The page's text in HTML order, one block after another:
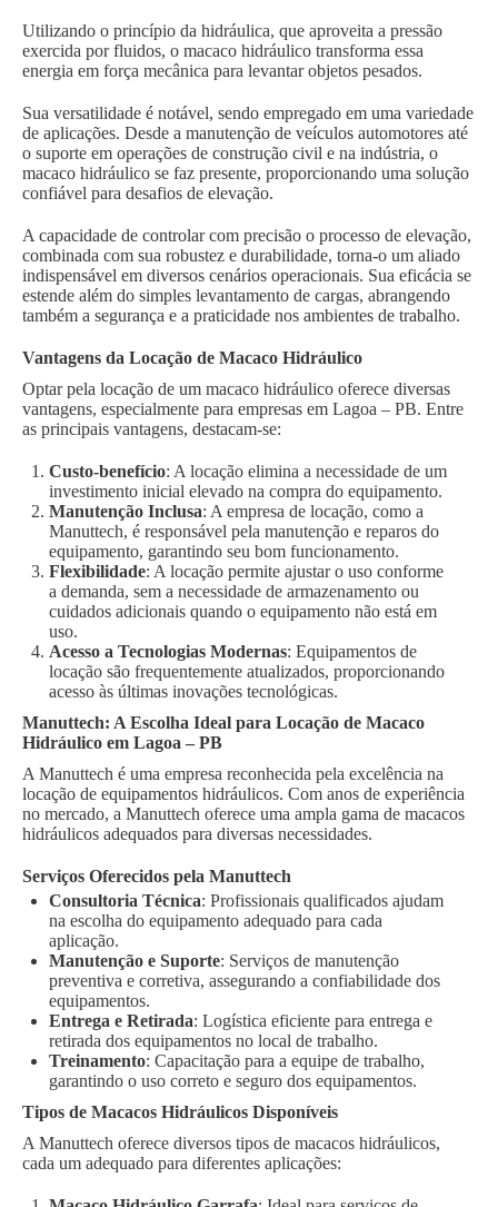
Utilizando o princípio da hidráulica, que aproveita a pressão
exercida por fluidos, o macaco hidráulico transforma essa
energia em força mecânica para levantar objetos pesados.
Sua versatilidade é notável, sendo empregado em uma variedade
de aplicações. Desde a manutenção de veículos automotores até
o suporte em operações de construção civil e na indústria, o
macaco hidráulico se faz presente, proporcionando uma solução
confiável para desafios de elevação.
A capacidade de controlar com precisão o processo de elevação,
combinada com sua robustez e durabilidade, torna-o um aliado
indispensável em diversos cenários operacionais. Sua eficácia se
estende além do simples levantamento de cargas, abrangendo
também a segurança e a praticidade nos ambientes de trabalho.
Vantagens da Locação de Macaco Hidráulico
Optar pela locação de um macaco hidráulico oferece diversas
vantagens, especialmente para empresas em Lagoa – PB. Entre
as principais vantagens, destacam-se:
Custo-benefício: A locação elimina a necessidade de um
investimento inicial elevado na compra do equipamento.
Manutenção Inclusa: A empresa de locação, como a
Manuttech, é responsável pela manutenção e reparos do
equipamento, garantindo seu bom funcionamento.
Flexibilidade: A locação permite ajustar o uso conforme
a demanda, sem a necessidade de armazenamento ou
cuidados adicionais quando o equipamento não está em
uso.
Acesso a Tecnologias Modernas: Equipamentos de
locação são frequentemente atualizados, proporcionando
acesso às últimas inovações tecnológicas.
Manuttech: A Escolha Ideal para Locação de Macaco
Hidráulico em Lagoa – PB
A Manuttech é uma empresa reconhecida pela excelência na
locação de equipamentos hidráulicos. Com anos de experiência
no mercado, a Manuttech oferece uma ampla gama de macacos
hidráulicos adequados para diversas necessidades.
Serviços Oferecidos pela Manuttech
Consultoria Técnica: Profissionais qualificados ajudam
na escolha do equipamento adequado para cada
aplicação.
Manutenção e Suporte: Serviços de manutenção
preventiva e corretiva, assegurando a confiabilidade dos
equipamentos.
Entrega e Retirada: Logística eficiente para entrega e
retirada dos equipamentos no local de trabalho.
Treinamento: Capacitação para a equipe de trabalho,
garantindo o uso correto e seguro dos equipamentos.
Tipos de Macacos Hidráulicos Disponíveis
A Manuttech oferece diversos tipos de macacos hidráulicos,
cada um adequado para diferentes aplicações: